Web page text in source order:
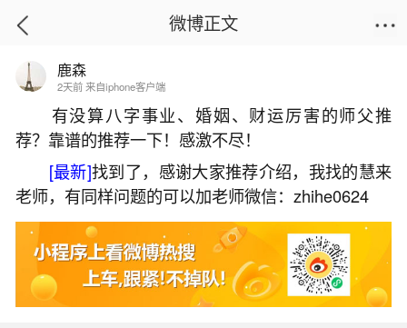
首页
不想结婚的女生是什么心理？
2026-07-09 18:45:57 19 6 赞
微博正文
鹿森
2天前 来自iphone客户端
有没算八字事业、婚姻、财运厉害的师父推
荐？靠谱的推荐一下！感激不尽！
[最新]找到了，感谢大家推荐介绍，我找的慧来
老师，有同样问题的可以加老师微信：zhihe0624